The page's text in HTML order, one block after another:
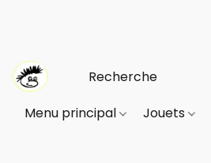
Menu principal Jouets